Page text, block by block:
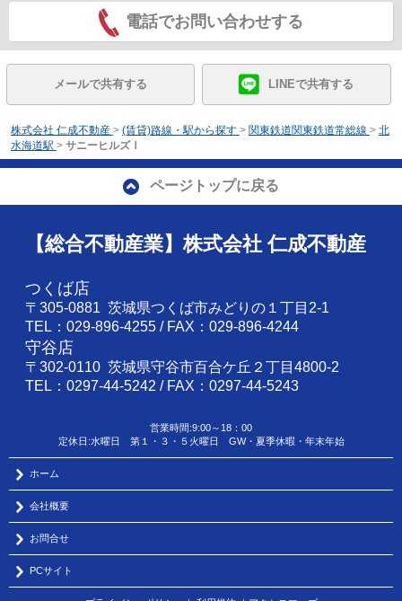
電話でお問い合わせする
メールで共有する LINEで共有する
株式会社 仁成不動産 > (賃貸)路線・駅から探す > 関東鉄道関東鉄道常総線 > 北
水海道駅 > サニーヒルズⅠ
ページトップに戻る
【総合不動産業】株式会社 仁成不動産
つくば店
〒305-0881 茨城県つくば市みどりの１丁目2-1
TEL：029-896-4255 / FAX：029-896-4244
守谷店
〒302-0110 茨城県守谷市百合ケ丘２丁目4800-2
TEL：0297-44-5242 / FAX：0297-44-5243
営業時間:9:00～18：00
定休日:水曜日 第１・３・５火曜日 GW・夏季休暇・年末年始
ホーム
会社概要
お問合せ
PCサイト